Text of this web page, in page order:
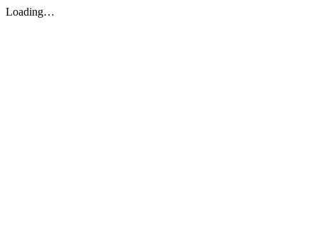
Loading…